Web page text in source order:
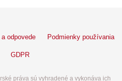
odpovede Podmienky používania
GDPR
práva sú vyhradené a vykonáva ich